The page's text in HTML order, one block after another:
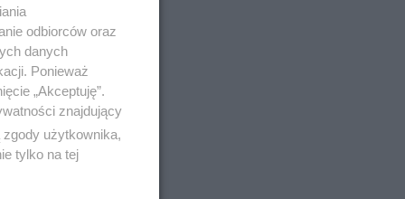
odbiorców oraz
danych
Ponieważ
„Akceptuję”.
znajdujący
użytkownika,
tylko na tej